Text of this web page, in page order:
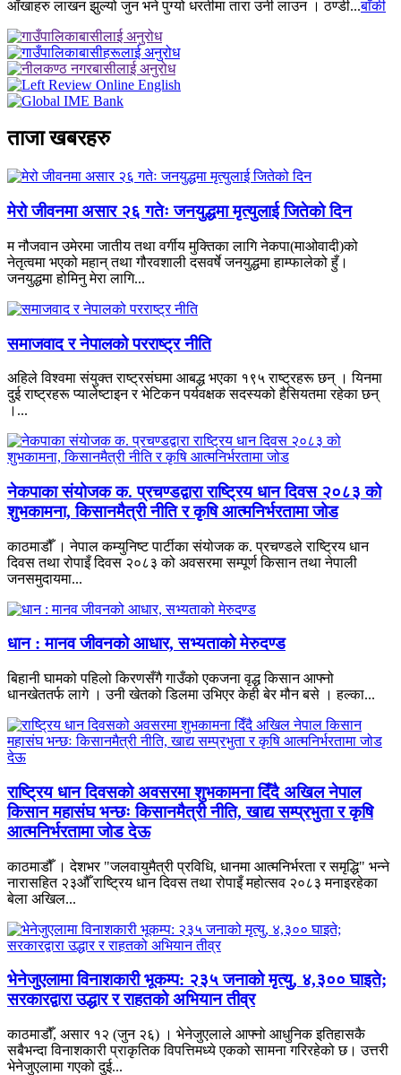
आँखाहरु लाखन झुल्यो जुन भने पुग्यो धरतीमा तारा उनी लाउन । ठण्डी...बाँकी
ताजा खबरहरु
मेरो जीवनमा असार २६ गतेः जनयुद्धमा मृत्युलाई जितेको दिन
म नौजवान उमेरमा जातीय तथा वर्गीय मुक्तिका लागि नेकपा(माओवादी)को
नेतृत्वमा भएको महान् तथा गौरवशाली दसवर्षे जनयुद्धमा हाम्फालेको हुँ।
जनयुद्धमा होमिनु मेरा लागि...
समाजवाद र नेपालको परराष्ट्र नीति
अहिले विश्वमा संयुक्त राष्ट्रसंघमा आबद्ध भएका १९५ राष्ट्रहरू छन् । यिनमा
दुई राष्ट्रहरू प्यालेष्टाइन र भेटिकन पर्यवक्षक सदस्यको हैसियतमा रहेका छन्
।...
नेकपाका संयोजक क. प्रचण्डद्वारा राष्ट्रिय धान दिवस २०८३ को
शुभकामना, किसानमैत्री नीति र कृषि आत्मनिर्भरतामा जोड
काठमाडौँ । नेपाल कम्युनिष्ट पार्टीका संयोजक क. प्रचण्डले राष्ट्रिय धान
दिवस तथा रोपाइँ दिवस २०८३ को अवसरमा सम्पूर्ण किसान तथा नेपाली
जनसमुदायमा...
धान : मानव जीवनको आधार, सभ्यताको मेरुदण्ड
बिहानी घामको पहिलो किरणसँगै गाउँको एकजना वृद्ध किसान आफ्नो
धानखेततर्फ लागे । उनी खेतको डिलमा उभिएर केही बेर मौन बसे । हल्का...
राष्ट्रिय धान दिवसको अवसरमा शुभकामना दिँदै अखिल नेपाल
किसान महासंघ भन्छः किसानमैत्री नीति, खाद्य सम्प्रभुता र कृषि
आत्मनिर्भरतामा जोड देऊ
काठमाडौँ । देशभर "जलवायुमैत्री प्रविधि, धानमा आत्मनिर्भरता र समृद्धि" भन्ने
नारासहित २३औँ राष्ट्रिय धान दिवस तथा रोपाइँ महोत्सव २०८३ मनाइरहेका
बेला अखिल...
भेनेजुएलामा विनाशकारी भूकम्प: २३५ जनाको मृत्यु, ४,३०० घाइते;
सरकारद्वारा उद्धार र राहतको अभियान तीव्र
काठमाडौँ, असार १२ (जुन २६) । भेनेजुएलाले आफ्नो आधुनिक इतिहासकै
सबैभन्दा विनाशकारी प्राकृतिक विपत्तिमध्ये एकको सामना गरिरहेको छ। उत्तरी
भेनेजुएलामा गएको दुई...